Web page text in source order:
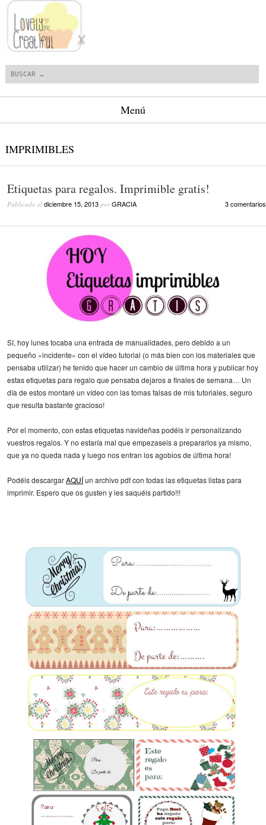
Menú
IMPRIMIBLES
Etiquetas para regalos. Imprimible gratis!
Publicado el diciembre 15, 2013 porGRACIA 3 comentarios
Sí, hoy lunes tocaba una entrada de manualidades, pero debido a un
pequeño «incidente» con el vídeo tutorial (o más bien con los materiales que
pensaba utilizar) he tenido que hacer un cambio de última hora y publicar hoy
estas etiquetas para regalo que pensaba dejaros a finales de semana… Un
día de estos montaré un vídeo con las tomas falsas de mis tutoriales, seguro
que resulta bastante gracioso!
Por el momento, con estas etiquetas navideñas podéis ir personalizando
vuestros regalos. Y no estaría mal que empezaseis a prepararlos ya mismo,
que ya no queda nada y luego nos entran los agobios de última hora!
Podéis descargarAQUÍun archivo pdf con todas las etiquetas listas para
imprimir. Espero que os gusten y les saquéis partido!!!